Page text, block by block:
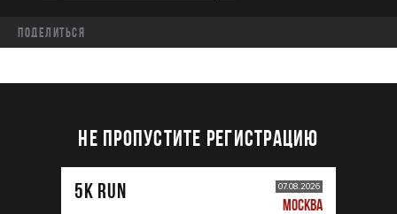
Поделиться
НЕ ПРОПУСТИТЕ РЕГИСТРАЦИЮ
5К RUN 07.08.2026
МОСКВА